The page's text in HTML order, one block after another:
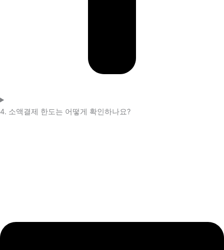
4. 소액결제 한도는 어떻게 확인하나요?